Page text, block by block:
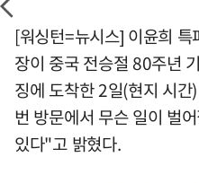
[워싱턴=뉴시스] 이윤희
장이 중국 전승절 80주년
징에 도착한 2일(현지 시
번 방문에서 무슨 일이 벌
있다"고 밝혔다.